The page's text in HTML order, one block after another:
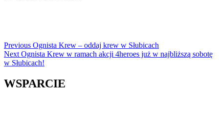
Continue
Reading
Previous Ognista Krew – oddaj krew w Słubicach
Next Ognista Krew w ramach akcji 4heroes już w najbliższą sobotę
w Słubicach!
WSPARCIE